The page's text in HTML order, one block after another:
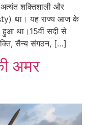
शक्तिशाली और
था। यह राज्य आज के
हुआ था।15वीं सदी से
सैन्य संगठन, […]
अमर